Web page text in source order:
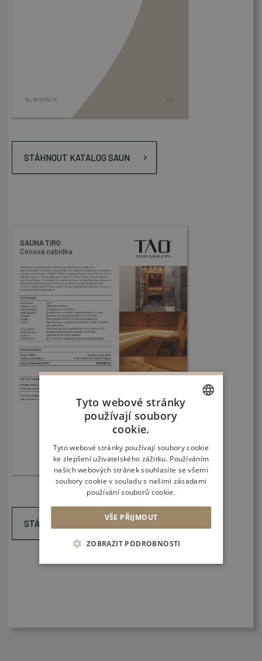
STÁHNOUT KATALOG SAUN
STÁHNOUT ORIENTAČNÍ CENOVÉ NABÍDKY
SLOVAK
Tyto webové stránky
používají soubory
cookie.
Tyto webové stránky používají soubory cookie
ke zlepšení uživatelského zážitku. Používáním
našich webových stránek souhlasíte se všemi
soubory cookie v souladu s našimi zásadami
používání souborů cookie.
VŠE PŘIJMOUT
ZOBRAZIT PODROBNOSTI